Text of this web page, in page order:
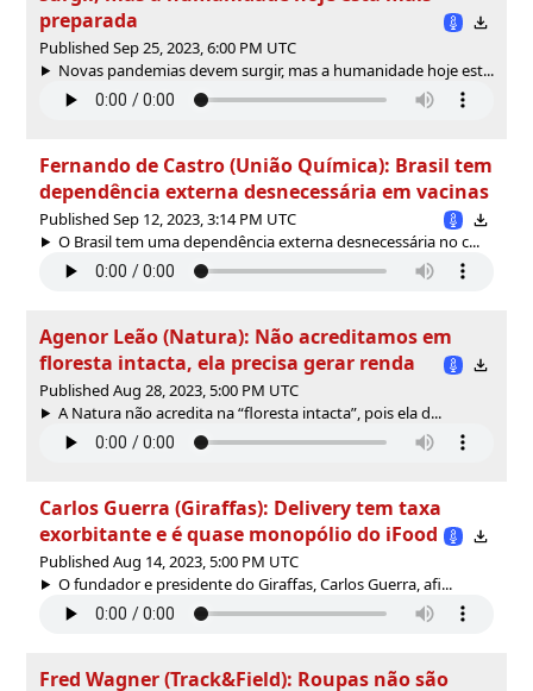
preparada
Published Sep 25, 2023, 6:00 PM UTC
Novas pandemias devem surgir, mas a humanidade hoje est...
Fernando de Castro (União Química): Brasil tem
dependência externa desnecessária em vacinas
Published Sep 12, 2023, 3:14 PM UTC
O Brasil tem uma dependência externa desnecessária no c...
Agenor Leão (Natura): Não acreditamos em
floresta intacta, ela precisa gerar renda
Published Aug 28, 2023, 5:00 PM UTC
A Natura não acredita na “floresta intacta”, pois ela d...
Carlos Guerra (Giraffas): Delivery tem taxa
exorbitante e é quase monopólio do iFood
Published Aug 14, 2023, 5:00 PM UTC
O fundador e presidente do Giraffas, Carlos Guerra, afi...
Fred Wagner (Track&Field): Roupas não são